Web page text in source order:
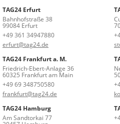
TAG24 Erfurt
Bahnhofstraße 38
99084 Erfurt
+49 361 34947880
erfurt@tag24.de
TAG24 Frankfurt a. M.
Friedrich-Ebert-Anlage 36
60325 Frankfurt am Main
+49 69 348750580
frankfurt@tag24.de
TAG24 Hamburg
Am Sandtorkai 77